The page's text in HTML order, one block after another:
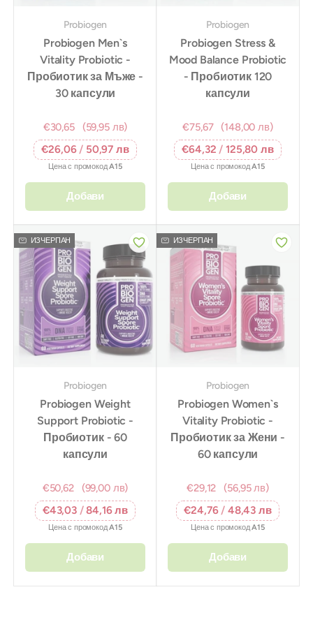
Probiogen
Probiogen Men`s
Vitality Probiotic -
Пробиотик за Мъже -
30 капсули
€30,65
(59,95 лв)
€26,06 / 50,97 лв
Цена с промокодA15
Добави
Probiogen
Probiogen Stress &
Mood Balance Probiotic
- Пробиотик 120
капсули
€75,67
(148,00 лв)
€64,32 / 125,80 лв
Цена с промокодA15
Добави
ИЗЧЕРПАН
Probiogen
Probiogen Weight
Support Probiotic -
Пробиотик - 60
капсули
€50,62
(99,00 лв)
€43,03 /84,16 лв
Цена с промокодA15
Добави
ИЗЧЕРПАН
Probiogen
Probiogen Women`s
Vitality Probiotic -
Пробиотик за Жени -
60 капсули
€29,12
(56,95 лв)
€24,76 / 48,43 лв
Цена с промокодA15
Добави